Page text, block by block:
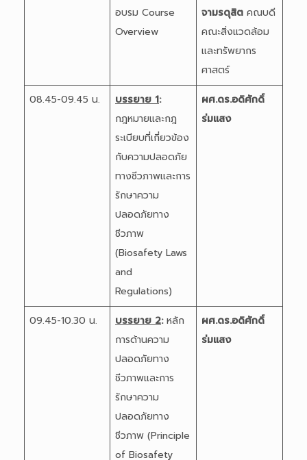
อบรม Course
Overview
จามรดุสิต คณบดี
คณะสิ่งแวดล้อม
และทรัพยากร
ศาสตร์
08.45-09.45 น. บรรยาย 1:
กฎหมายและกฎ
ระเบียบที่เกี่ยวข้อง
กับความปลอดภัย
ทางชีวภาพและการ
รักษาความ
ปลอดภัยทาง
ชีวภาพ
(Biosafety Laws
and
Regulations)
ผศ.ดร.อดิศักดิ์
ร่มแสง
09.45-10.30 น. บรรยาย 2:หลัก
การด้านความ
ปลอดภัยทาง
ชีวภาพและการ
รักษาความ
ปลอดภัยทาง
ชีวภาพ (Principle
of Biosafety
ผศ.ดร.อดิศักดิ์
ร่มแสง